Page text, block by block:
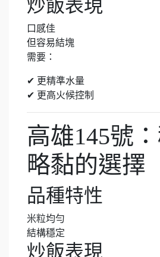
炒飯表現
口感佳
但容易結塊
需要：
✔ 更精準水量
✔ 更高火候控制
高雄145號
略黏的選擇
品種特性
米粒均勻
結構穩定
炒飯表現